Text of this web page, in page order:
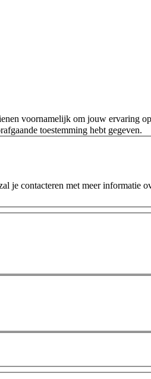
voornamelijk om jouw ervaring
toestemming hebt gegeven.
contacteren met meer informatie